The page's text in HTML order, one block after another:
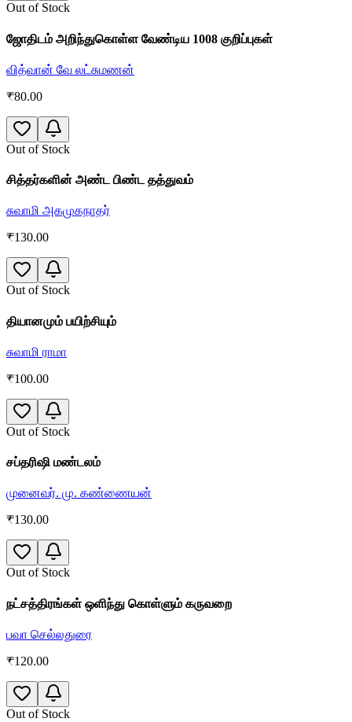
Out of Stock
ஜோதிடம் அறிந்துகொள்ள வேண்டிய 1008 குறிப்புகள்
வித்வான் வே லட்சுமணன்
₹80.00
Out of Stock
சித்தர்களின் அண்ட பிண்ட தத்துவம்
சுவாமி அகமுகநாதர்
₹130.00
Out of Stock
தியானமும் பயிற்சியும்
சுவாமி ராமா
₹100.00
Out of Stock
சப்தரிஷி மண்டலம்
முனைவர். மு. கண்ணையன்
₹130.00
Out of Stock
நட்சத்திரங்கள் ஒளிந்து கொள்ளும் கருவறை
பவா செல்லதுரை
₹120.00
Out of Stock